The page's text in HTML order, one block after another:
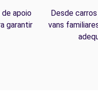
apoio
garantir
Desde
vans